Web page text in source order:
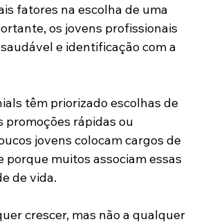
fatores na escolha de uma
os jovens profissionais
e identificação com a
têm priorizado escolhas de
promoções rápidas ou
jovens colocam cargos de
muitos associam essas
de vida.
crescer, mas não a qualquer